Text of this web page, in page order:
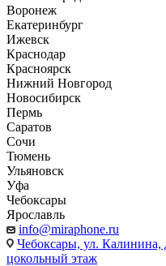
Воронеж
Екатеринбург
Ижевск
Краснодар
Красноярск
Нижний Новгород
Новосибирск
Пермь
Саратов
Сочи
Тюмень
Ульяновск
Уфа
Чебоксары
Ярославль
info@miraphone.ru
Чебоксары, ул.
цокольный этаж